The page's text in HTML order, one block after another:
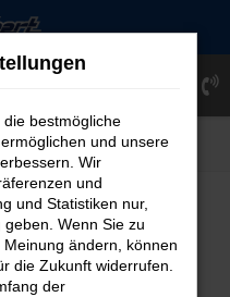
Showroom
bestmögliche
und unsere
Wir
und
und Statistiken nur,
Wenn Sie zu
ändern, können
die Zukunft widerrufen.
der